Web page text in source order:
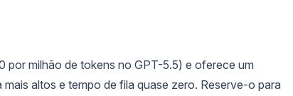
milhão de tokens no GPT-5.5) e oferece um
altos e tempo de fila quase zero. Reserve-o para